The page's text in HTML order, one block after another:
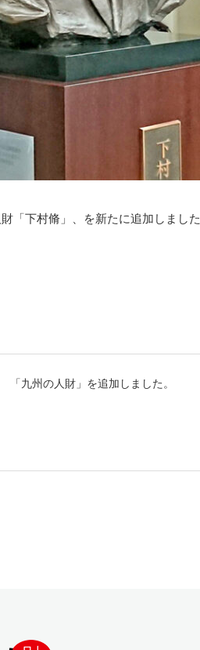
「下村脩 」、を新たに追加しまし
「九州の人財」を追加しました。